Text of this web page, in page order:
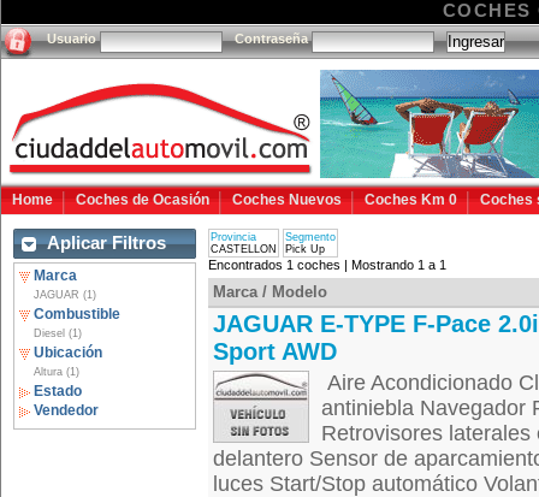
Usuario Contraseña
Home Coches de Ocasión Coches Nuevos Coches Km 0 Coches
Aplicar Filtros
Marca
JAGUAR (1)
Combustible
Diesel (1)
Ubicación
Altura (1)
Estado
Vendedor
Provincia
CASTELLON
Segmento
Pick Up
Encontrados 1 coches | Mostrando 1 a 1
Marca / Modelo
JAGUAR E-TYPE F-Pace
Sport AWD
Aire Acondicionado
antiniebla Navegador
Retrovisores
delantero Sensor de
luces Start/Stop automático